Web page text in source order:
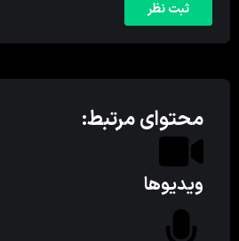
محتوای مرتبط:
ویدیوها